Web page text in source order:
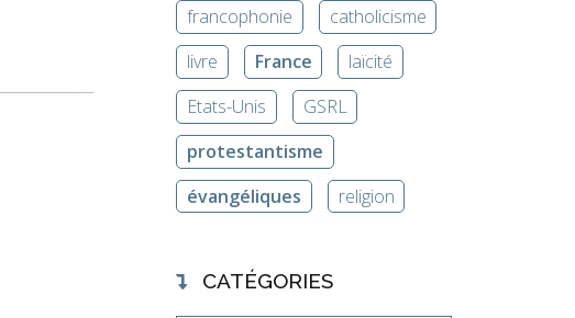
francophonie
catholicisme
livre
France
laïcité
Etats-Unis
GSRL
protestantisme
évangéliques
religion
CATÉGORIES